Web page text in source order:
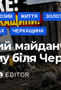
ЖИТТЯ
ЧЕРКАЩИНА
біля
на
EDITOR